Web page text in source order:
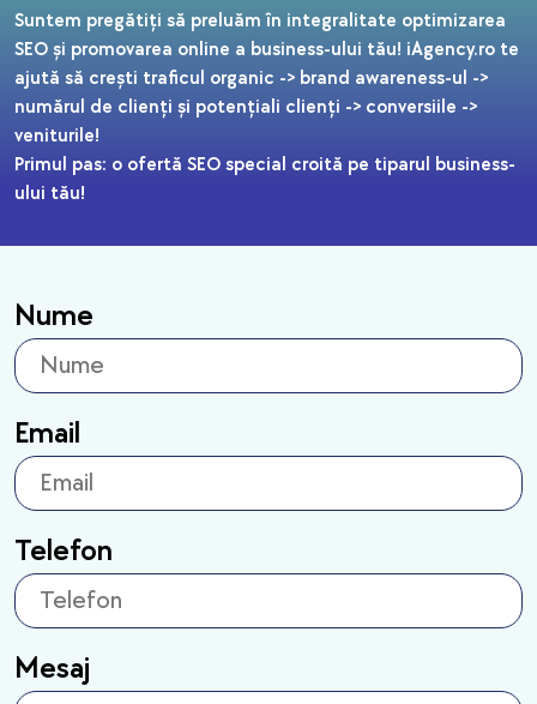
Suntem pregătiți să preluăm în integralitate optimizarea
SEO și promovarea online a business-ului tău! iAgency.ro te
ajută să crești traficul organic -> brand awareness-ul ->
numărul de clienți și potențiali clienți -> conversiile ->
veniturile!
Primul pas: o ofertă SEO special croită pe tiparul business-
ului tău!
Nume
Email
Telefon
Mesaj